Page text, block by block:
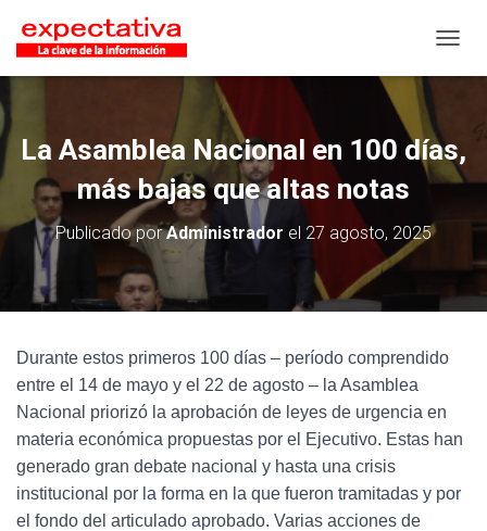
La Asamblea Nacional en 100 días,
más bajas que altas notas
Publicado porAdministrador el 27 agosto, 2025
Durante estos primeros 100 días – período comprendido
entre el 14 de mayo y el 22 de agosto – la Asamblea
Nacional priorizó la aprobación de leyes de urgencia en
materia económica propuestas por el Ejecutivo. Estas han
generado gran debate nacional y hasta una crisis
institucional por la forma en la que fueron tramitadas y por
el fondo del articulado aprobado. Varias acciones de